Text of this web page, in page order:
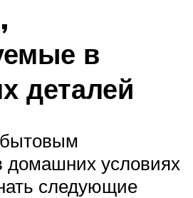
в
деталей
домашних условиях
следующие